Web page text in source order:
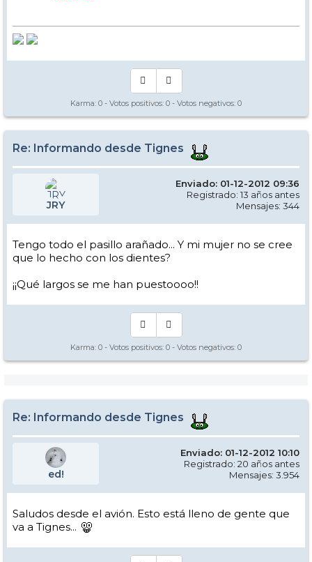
Karma: 0 - Votos positivos: 0 - Votos negativos: 0
Re: Informando desde Tignes
JRY
Enviado: 01-12-2012 09:36
Registrado: 13 años antes
Mensajes: 344
Tengo todo el pasillo arañado... Y mi mujer no se cree
que lo hecho con los dientes?
¡¡Qué largos se me han puestoooo!!
Karma: 0 - Votos positivos: 0 - Votos negativos: 0
Re: Informando desde Tignes
ed!
Enviado: 01-12-2012 10:10
Registrado: 20 años antes
Mensajes: 3.954
Saludos desde el avión. Esto está lleno de gente que
va a Tignes...